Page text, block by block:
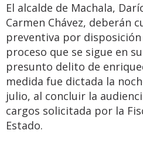
El alcalde de Machala,
Carmen Chávez, deberán
preventiva por
proceso que se sigue en
presunto delito de
medida fue dictada la
julio, al concluir la
cargos solicitada por la
Estado.